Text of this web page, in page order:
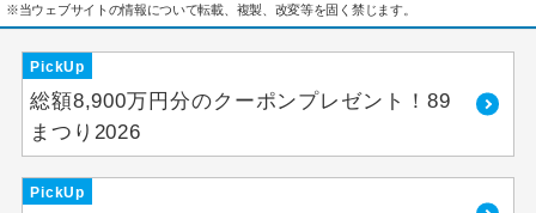
※当ウェブサイトの情報について転載、複製、改変等を固く禁じます。
PickUp
総額8,900万円分のクーポンプレゼント！89
まつり2026
PickUp